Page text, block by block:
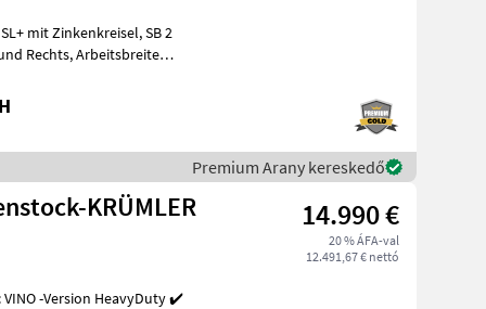
Premium Arany kereskedő
KRÜMLER 14.990 €
20 % ÁFA-val
12.491,67 € nettó
VINO -Version HeavyDuty ✔️